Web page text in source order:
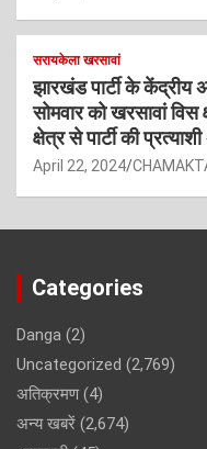
सरायकेला खरसावां
झारखंड पार्टी के केंद्रीय
सोमवार को खरसावां विस
क्षेत्र से पार्टी की
April 22, 2024
Categories
Danga (2)
Uncategorized (2,769)
अतिक्रमण(4)
अन्य खबरें (2,674)